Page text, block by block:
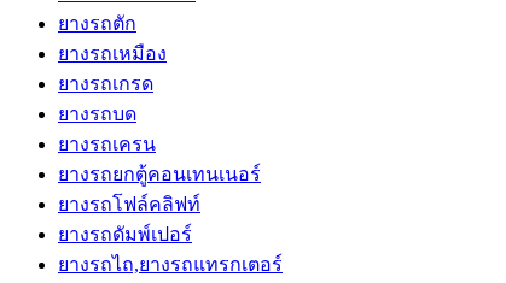
ยางรถตัก
ยางรถเหมือง
ยางรถเกรด
ยางรถบด
ยางรถเครน
ยางรถยกตู้คอนเทนเนอร์
ยางรถโฟล์คลิฟท์
ยางรถดัมพ์เปอร์
ยางรถไถ,ยางรถแทรกเตอร์